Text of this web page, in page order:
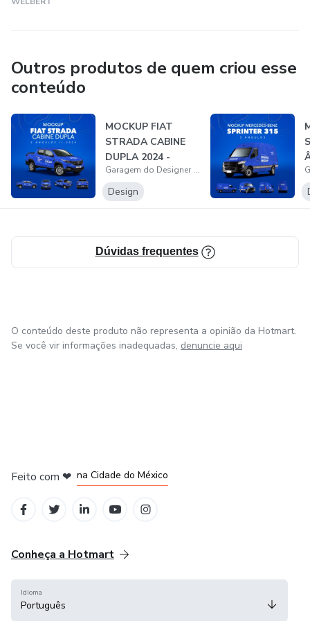
www.garagemdodesigner.com.br
Outros produtos de quem criou esse
conteúdo
MOCKUP FIAT
STRADA CABINE
DUPLA 2024 -
5ÂNGULOS
Garagem do Designer (DesignerBastos)
Design
Dúvidas frequentes
O conteúdo deste produto não representa a opinião da Hotmart.
Se você vir informações inadequadas, denuncie aqui
Feito com ❤ na Cidade do México
Conheça a Hotmart
Idioma
Português